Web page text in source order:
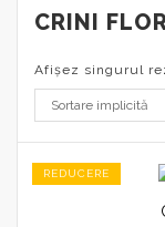
CRINI
Afișez singurul
REDUCERE